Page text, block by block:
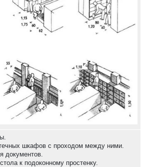
шкафов с проходом между ними.
документов.
к подоконному простенку.